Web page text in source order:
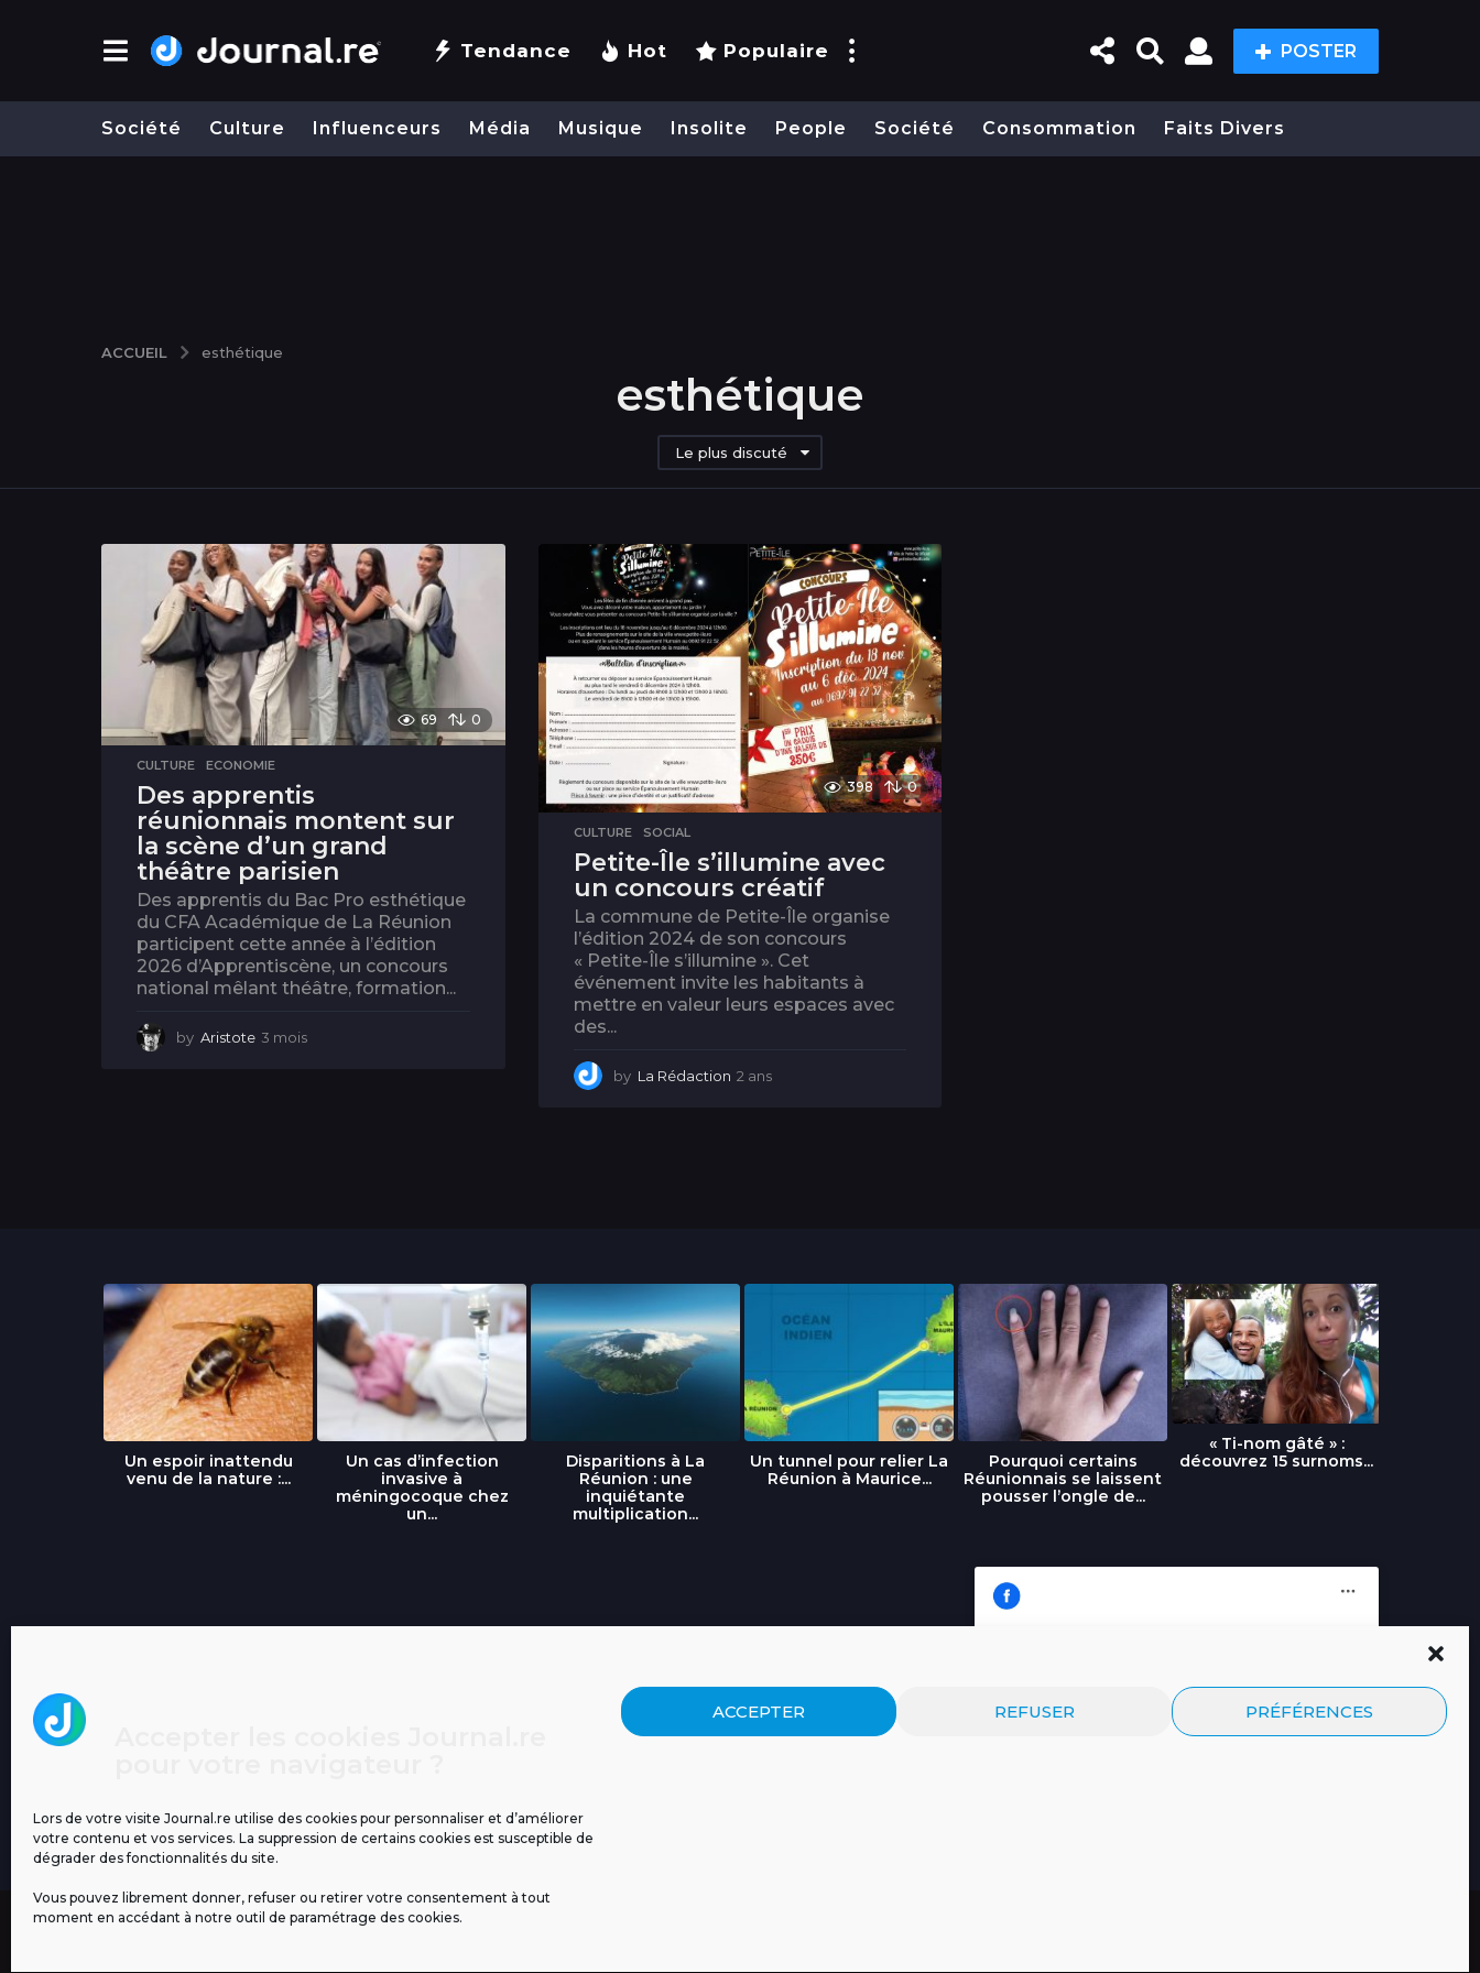
Lors de votre visite Journal.re utilise des cookies pour personnaliser et d’améliorer
votre contenu et vos services. La suppression de certains cookies est susceptible de
dégrader des fonctionnalités du site.
Vous pouvez librement donner, refuser ou retirer votre consentement à tout
moment en accédant à notre outil de paramétrage des cookies.
ACCEPTER REFUSER PRÉFÉRENCES
Tendance Hot Populaire POSTER
Société Culture Influenceurs Média Musique Insolite People Société Consommation Faits Divers
ACCUEIL esthétique
esthétique
Le plus discuté
69 0
CULTURE ,ECONOMIE
Des apprentis
réunionnais montent sur
la scène d’un grand
théâtre parisien
Des apprentis du Bac Pro esthétique
du CFA Académique de La Réunion
participent cette année à l’édition
2026 d’Apprentiscène, un concours
national mêlant théâtre, formation...
by Aristote 3 mois
398 0
CULTURE ,SOCIAL
Petite-Île s’illumine avec
un concours créatif
La commune de Petite-Île organise
l’édition 2024 de son concours
« Petite-Île s’illumine ». Cet
événement invite les habitants à
mettre en valeur leurs espaces avec
des...
by La Rédaction 2 ans1
Un espoir inattendu
venu de la nature :...
Un cas d’infection
invasive à
méningocoque chez
un...
Disparitions à La
Réunion : une
inquiétante
multiplication...
Un tunnel pour relier La
Réunion à Maurice...
Pourquoi certains
Réunionnais se laissent
pousser l’ongle de...
« Ti-nom gâté » :
découvrez 15 surnoms...
Journal.re
Cliquez pour accepter les cookies
marketing et activer ce contenu
MENTIONS LÉGALES PUBLICITÉ BLOG NOS ÉMISSIONS